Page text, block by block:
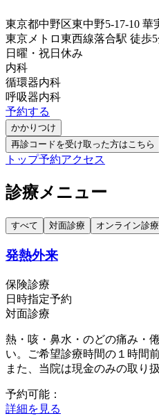
東京都中野区東中野5-17-10 華
東京メトロ東西線落合駅 徒歩5
日曜・祝日 休み
内科
循環器内科
呼吸器内科
予約する
かかりつけ
再診コードを受け取った方はこちら
トップ予約アクセス
診療メニュー
すべて 対面診療 オンライン診療
発熱外来
保険診療
日時指定予約
対面診療
熱・咳・鼻水・のどの痛み・
い。ご希望診療時間の１時間
また、当院は現金のみの取り
予約可能：
詳細を見る